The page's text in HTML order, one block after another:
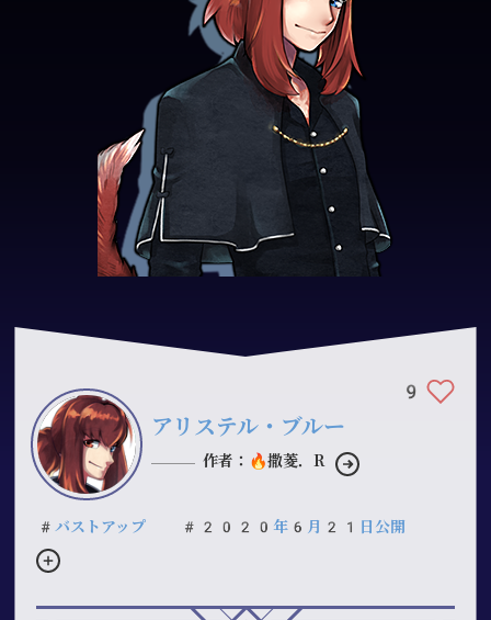
9
アリステル・ブルー
作者：🔥撒菱．R
#バストアップ #2020年6月21日公開